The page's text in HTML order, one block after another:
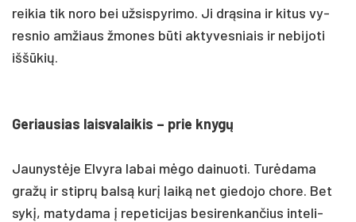
rei­kia tik no­ro bei už­sis­py­ri­mo. Ji drąsi­na ir ki­tus vy­
res­nio am­žiaus žmo­nes būti ak­ty­ves­niais ir ne­bi­jo­ti
iššū­kių.
Ge­riau­sias lais­va­lai­kis – prie knygų
Jau­nystė­je El­vy­ra la­bai mėgo dai­nuo­ti. Turė­da­ma
gražų ir stiprų balsą kurį laiką net gie­do­jo cho­re. Bet
sykį, ma­ty­da­ma į re­pe­ti­ci­jas be­si­ren­kan­čius in­te­li­